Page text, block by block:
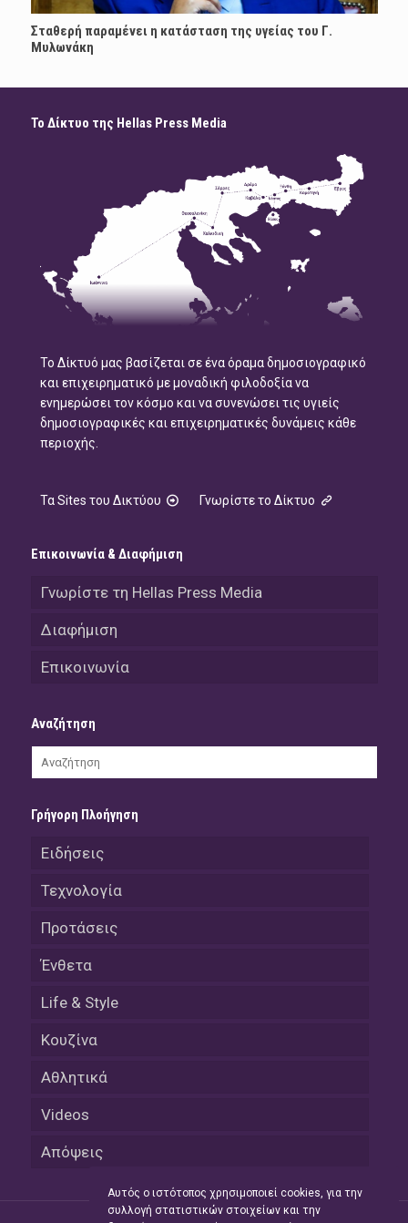
Σταθερή παραμένει η κατάσταση της υγείας του Γ.
Μυλωνάκη
Το Δίκτυο της Hellas Press Media
Το Δίκτυό μας βασίζεται σε ένα όραμα δημοσιογραφικό
και επιχειρηματικό με μοναδική φιλοδοξία να
ενημερώσει τον κόσμο και να συνενώσει τις υγιείς
δημοσιογραφικές και επιχειρηματικές δυνάμεις κάθε
περιοχής.
Τα Sites του Δικτύου Γνωρίστε το Δίκτυο
Επικοινωνία & Διαφήμιση
Γνωρίστε τη Hellas Press Media
Διαφήμιση
Επικοινωνία
Αναζήτηση
Γρήγορη Πλοήγηση
Ειδήσεις
Τεχνολογία
Προτάσεις
Ένθετα
Life & Style
Κουζίνα
Αθλητικά
Videos
Απόψεις
Αυτός ο ιστότοπος χρησιμοποιεί cookies, για την
συλλογή στατιστικών στοιχείων και την